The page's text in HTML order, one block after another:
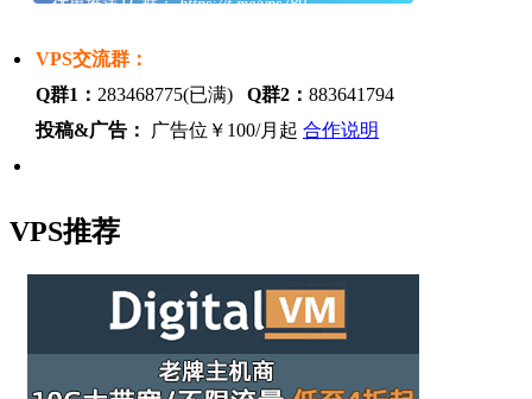
优惠推送TG群：https://t.me/vps789
VPS交流群：
Q群1： 283468775(已满) Q群2： 883641794
投稿&广告：
广告位￥100/月起 合作说明
VPS推荐